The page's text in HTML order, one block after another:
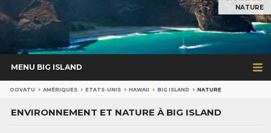
NATURE
MENU BIG ISLAND
OOVATU AMÉRIQUES ETATS-UNIS HAWAII BIG ISLAND NATURE
ENVIRONNEMENT ET NATURE À BIG ISLAND